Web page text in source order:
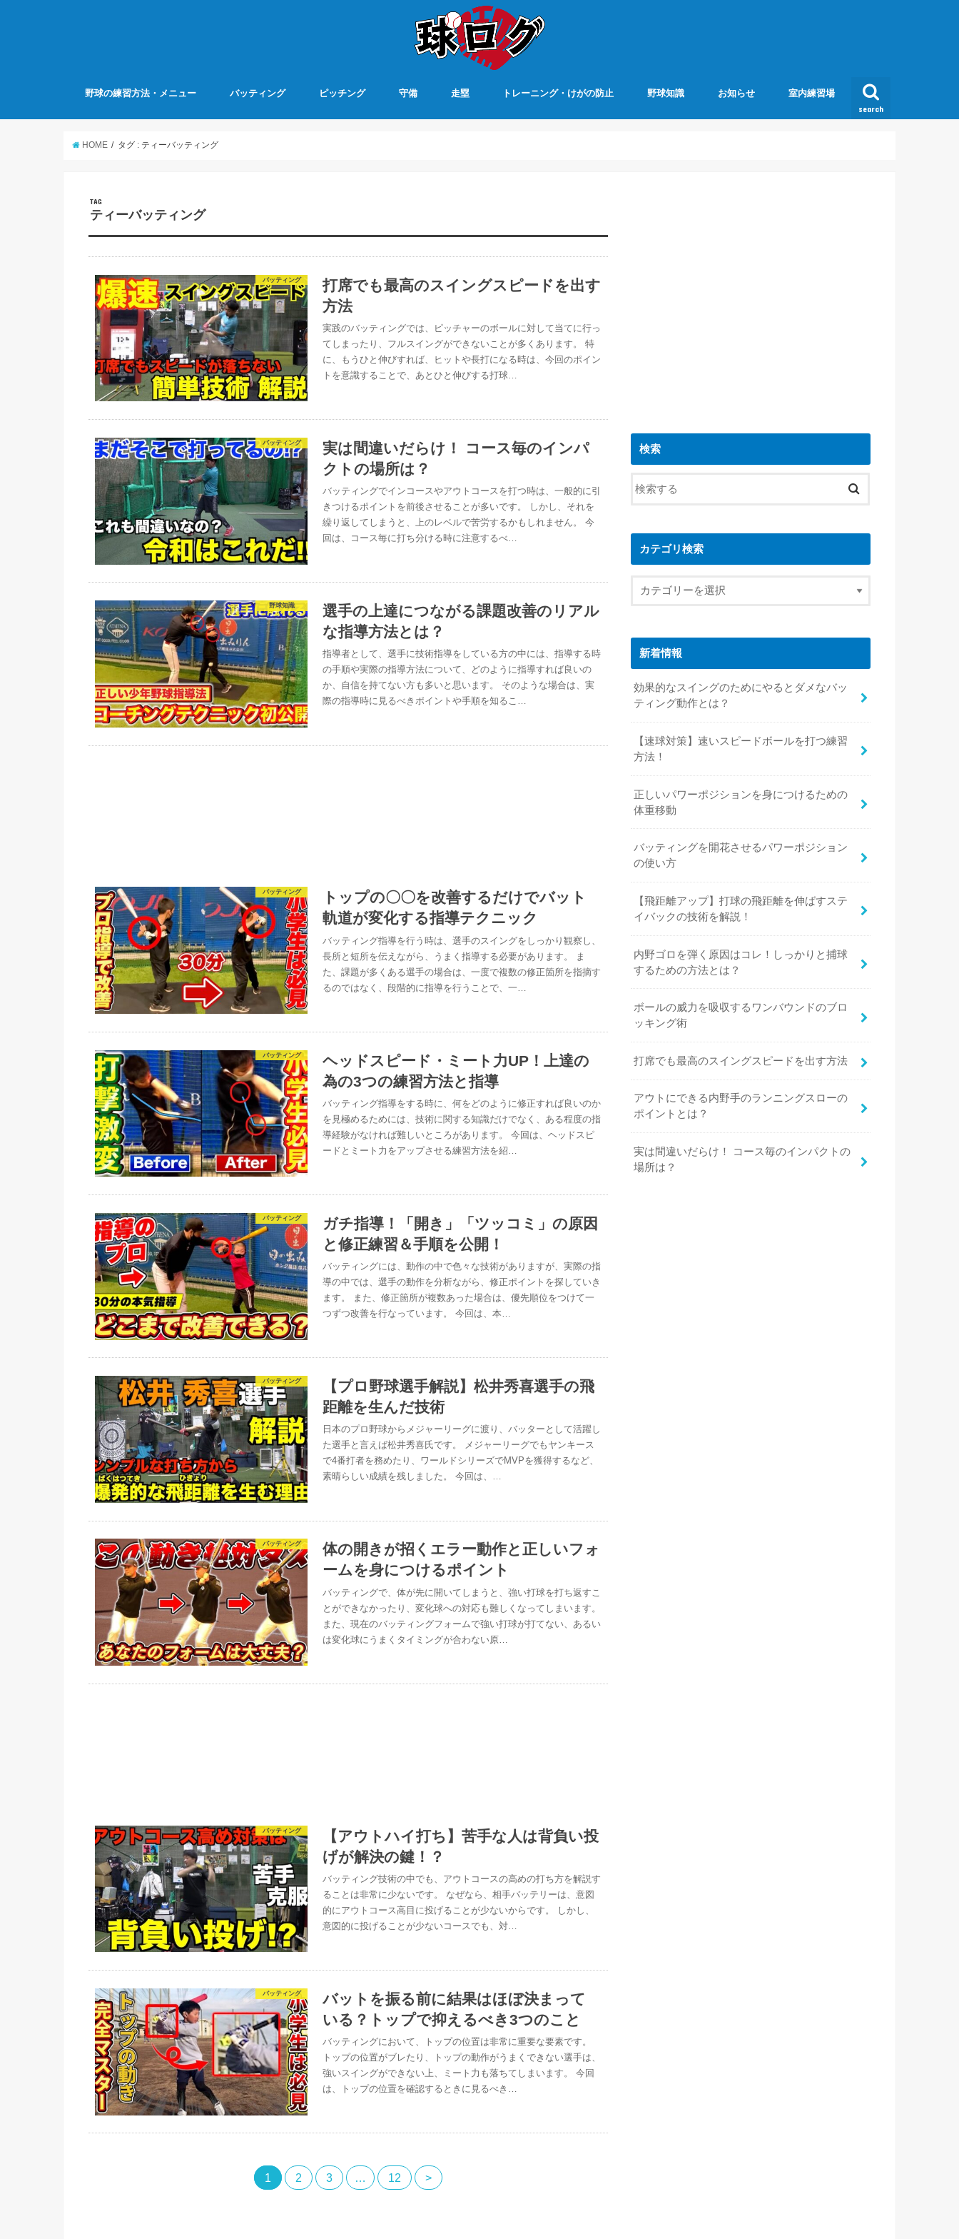
search
野球の練習方法・メニュー バッティング ピッチング 守備 走塁 トレーニング・けがの防止 野球知識 お知らせ 室内練習場
HOME タグ : ティーバッティング
TAG
ティーバッティング
バッティング
打席でも最高のスイングスピードを出す
方法
実践のバッティングでは、ピッチャーのボールに対して当てに行っ
てしまったり、フルスイングができないことが多くあります。 特
に、もうひと伸びすれば、ヒットや長打になる時は、今回のポイン
トを意識することで、あとひと伸びする打球…
バッティング
実は間違いだらけ！ コース毎のインパ
クトの場所は？
バッティングでインコースやアウトコースを打つ時は、一般的に引
きつけるポイントを前後させることが多いです。 しかし、それを
繰り返してしまうと、上のレベルで苦労するかもしれません。 今
回は、コース毎に打ち分ける時に注意するべ…
野球知識
選手の上達につながる課題改善のリアル
な指導方法とは？
指導者として、選手に技術指導をしている方の中には、指導する時
の手順や実際の指導方法について、どのように指導すれば良いの
か、自信を持てない方も多いと思います。 そのような場合は、実
際の指導時に見るべきポイントや手順を知るこ…
バッティング
トップの〇〇を改善するだけでバット
軌道が変化する指導テクニック
バッティング指導を行う時は、選手のスイングをしっかり観察し、
長所と短所を伝えながら、うまく指導する必要があります。 ま
た、課題が多くある選手の場合は、一度で複数の修正箇所を指摘す
るのではなく、段階的に指導を行うことで、一…
バッティング
ヘッドスピード・ミート力UP！上達の
為の3つの練習方法と指導
バッティング指導をする時に、何をどのように修正すれば良いのか
を見極めるためには、技術に関する知識だけでなく、ある程度の指
導経験がなければ難しいところがあります。 今回は、ヘッドスピ
ードとミート力をアップさせる練習方法を紹…
バッティング
ガチ指導！「開き」「ツッコミ」の原因
と修正練習＆手順を公開！
バッティングには、動作の中で色々な技術がありますが、実際の指
導の中では、選手の動作を分析ながら、修正ポイントを探していき
ます。 また、修正箇所が複数あった場合は、優先順位をつけて一
つずつ改善を行なっています。 今回は、本…
バッティング
【プロ野球選手解説】松井秀喜選手の飛
距離を生んだ技術
日本のプロ野球からメジャーリーグに渡り、バッターとして活躍し
た選手と言えば松井秀喜氏です。 メジャーリーグでもヤンキース
で4番打者を務めたり、ワールドシリーズでMVPを獲得するなど、
素晴らしい成績を残しました。 今回は、…
バッティング
体の開きが招くエラー動作と正しいフォ
ームを身につけるポイント
バッティングで、体が先に開いてしまうと、強い打球を打ち返すこ
とができなかったり、変化球への対応も難しくなってしまいます。
また、現在のバッティングフォームで強い打球が打てない、あるい
は変化球にうまくタイミングが合わない原…
バッティング
【アウトハイ打ち】苦手な人は背負い投
げが解決の鍵！？
バッティング技術の中でも、アウトコースの高めの打ち方を解説す
ることは非常に少ないです。 なぜなら、相手バッテリーは、意図
的にアウトコース高目に投げることが少ないからです。 しかし、
意図的に投げることが少ないコースでも、対…
バッティング
バットを振る前に結果はほぼ決まって
いる？トップで抑えるべき3つのこと
バッティングにおいて、トップの位置は非常に重要な要素です。
トップの位置がブレたり、トップの動作がうまくできない選手は、
強いスイングができない上、ミート力も落ちてしまいます。 今回
は、トップの位置を確認するときに見るべき…
1 2 3 … 12 >
検索
カテゴリ検索
新着情報
効果的なスイングのためにやるとダメなバッ
ティング動作とは？
【速球対策】速いスピードボールを打つ練習
方法！
正しいパワーポジションを身につけるための
体重移動
バッティングを開花させるパワーポジション
の使い方
【飛距離アップ】打球の飛距離を伸ばすステ
イバックの技術を解説！
内野ゴロを弾く原因はコレ！しっかりと捕球
するための方法とは？
ボールの威力を吸収するワンバウンドのブロ
ッキング術
打席でも最高のスイングスピードを出す方法
アウトにできる内野手のランニングスローの
ポイントとは？
実は間違いだらけ！ コース毎のインパクトの
場所は？